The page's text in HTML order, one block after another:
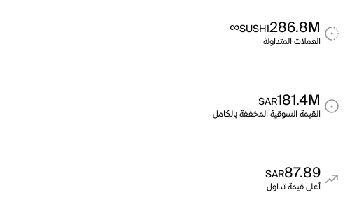
286.8M
SUSHI
∞
العملات المتداولة
181.4M
SAR
القيمة السوقية المخففة بالكامل
87.89
SAR
أعلى قيمة تداول